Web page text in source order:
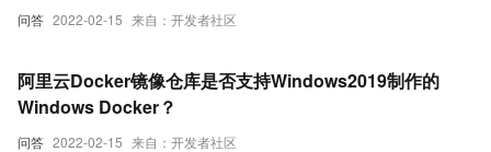
问答 2022-02-15 来自：开发者社区
问答 2022-02-15 来自：开发者社区
阿里云Docker镜像仓库是否支持Windows2019制作的
Windows Docker？